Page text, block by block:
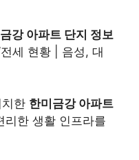
강 아파트 단지 정보
세 현황 | 음성, 대
한 한미금강 아파트
리한 생활 인프라를